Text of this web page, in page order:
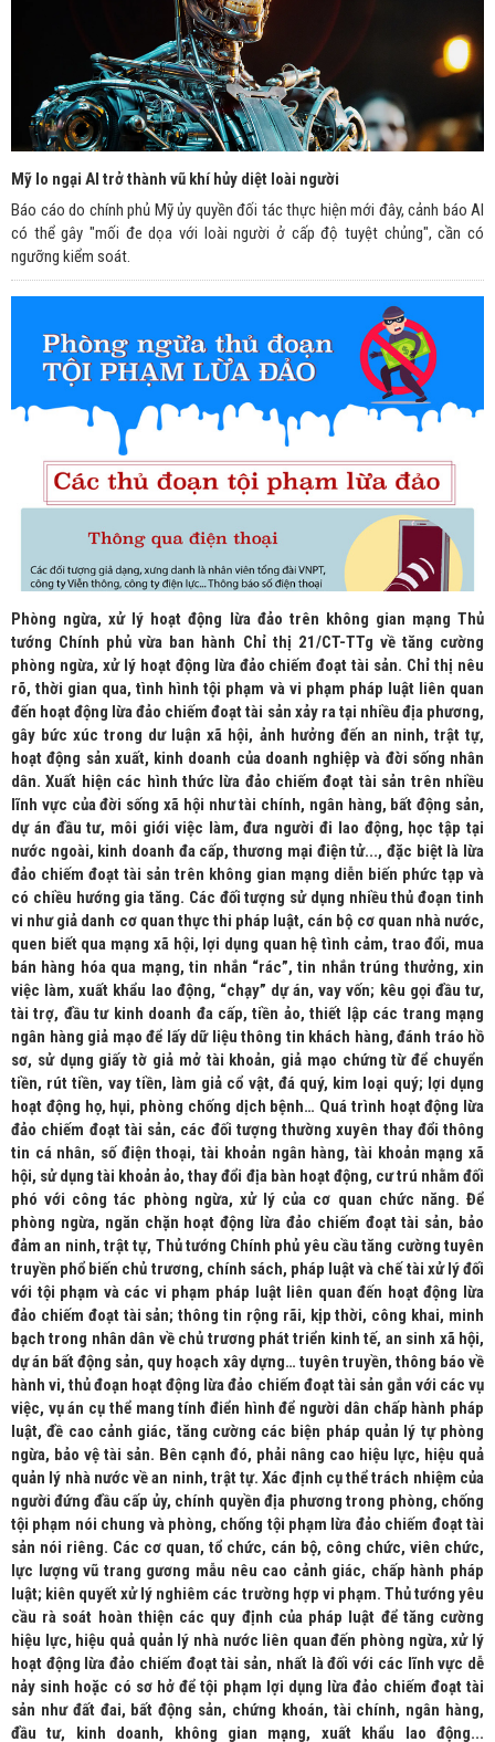
Mỹ lo ngại AI trở thành vũ khí hủy diệt loài người
Báo cáo do chính phủ Mỹ ủy quyền đối tác thực hiện mới đây, cảnh báo AI
có thể gây "mối đe dọa với loài người ở cấp độ tuyệt chủng", cần có
ngưỡng kiểm soát.
Phòng ngừa, xử lý hoạt động lừa đảo trên không gian mạng Thủ
tướng Chính phủ vừa ban hành Chỉ thị 21/CT-TTg về tăng cường
phòng ngừa, xử lý hoạt động lừa đảo chiếm đoạt tài sản. Chỉ thị nêu
rõ, thời gian qua, tình hình tội phạm và vi phạm pháp luật liên quan
đến hoạt động lừa đảo chiếm đoạt tài sản xảy ra tại nhiều địa phương,
gây bức xúc trong dư luận xã hội, ảnh hưởng đến an ninh, trật tự,
hoạt động sản xuất, kinh doanh của doanh nghiệp và đời sống nhân
dân. Xuất hiện các hình thức lừa đảo chiếm đoạt tài sản trên nhiều
lĩnh vực của đời sống xã hội như tài chính, ngân hàng, bất động sản,
dự án đầu tư, môi giới việc làm, đưa người đi lao động, học tập tại
nước ngoài, kinh doanh đa cấp, thương mại điện tử..., đặc biệt là lừa
đảo chiếm đoạt tài sản trên không gian mạng diễn biến phức tạp và
có chiều hướng gia tăng. Các đối tượng sử dụng nhiều thủ đoạn tinh
vi như giả danh cơ quan thực thi pháp luật, cán bộ cơ quan nhà nước,
quen biết qua mạng xã hội, lợi dụng quan hệ tình cảm, trao đổi, mua
bán hàng hóa qua mạng, tin nhắn “rác”, tin nhắn trúng thưởng, xin
việc làm, xuất khẩu lao động, “chạy” dự án, vay vốn; kêu gọi đầu tư,
tài trợ, đầu tư kinh doanh đa cấp, tiền ảo, thiết lập các trang mạng
ngân hàng giả mạo để lấy dữ liệu thông tin khách hàng, đánh tráo hồ
sơ, sử dụng giấy tờ giả mở tài khoản, giả mạo chứng từ để chuyển
tiền, rút tiền, vay tiền, làm giả cổ vật, đá quý, kim loại quý; lợi dụng
hoạt động họ, hụi, phòng chống dịch bệnh… Quá trình hoạt động lừa
đảo chiếm đoạt tài sản, các đối tượng thường xuyên thay đổi thông
tin cá nhân, số điện thoại, tài khoản ngân hàng, tài khoản mạng xã
hội, sử dụng tài khoản ảo, thay đổi địa bàn hoạt động, cư trú nhằm đối
phó với công tác phòng ngừa, xử lý của cơ quan chức năng. Để
phòng ngừa, ngăn chặn hoạt động lừa đảo chiếm đoạt tài sản, bảo
đảm an ninh, trật tự, Thủ tướng Chính phủ yêu cầu tăng cường tuyên
truyền phổ biến chủ trương, chính sách, pháp luật và chế tài xử lý đối
với tội phạm và các vi phạm pháp luật liên quan đến hoạt động lừa
đảo chiếm đoạt tài sản; thông tin rộng rãi, kịp thời, công khai, minh
bạch trong nhân dân về chủ trương phát triển kinh tế, an sinh xã hội,
dự án bất động sản, quy hoạch xây dựng… tuyên truyền, thông báo về
hành vi, thủ đoạn hoạt động lừa đảo chiếm đoạt tài sản gắn với các vụ
việc, vụ án cụ thể mang tính điển hình để người dân chấp hành pháp
luật, đề cao cảnh giác, tăng cường các biện pháp quản lý tự phòng
ngừa, bảo vệ tài sản. Bên cạnh đó, phải nâng cao hiệu lực, hiệu quả
quản lý nhà nước về an ninh, trật tự. Xác định cụ thể trách nhiệm của
người đứng đầu cấp ủy, chính quyền địa phương trong phòng, chống
tội phạm nói chung và phòng, chống tội phạm lừa đảo chiếm đoạt tài
sản nói riêng. Các cơ quan, tổ chức, cán bộ, công chức, viên chức,
lực lượng vũ trang gương mẫu nêu cao cảnh giác, chấp hành pháp
luật; kiên quyết xử lý nghiêm các trường hợp vi phạm. Thủ tướng yêu
cầu rà soát hoàn thiện các quy định của pháp luật để tăng cường
hiệu lực, hiệu quả quản lý nhà nước liên quan đến phòng ngừa, xử lý
hoạt động lừa đảo chiếm đoạt tài sản, nhất là đối với các lĩnh vực dễ
nảy sinh hoặc có sơ hở để tội phạm lợi dụng lừa đảo chiếm đoạt tài
sản như đất đai, bất động sản, chứng khoán, tài chính, ngân hàng,
đầu tư, kinh doanh, không gian mạng, xuất khẩu lao động...